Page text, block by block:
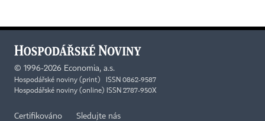
© 1996-2026 Economia, a.s.
Hospodářské noviny (print) ISSN 0862-9587
Hospodářské noviny (online) ISSN 2787-950X
Certifikováno Sledujte nás